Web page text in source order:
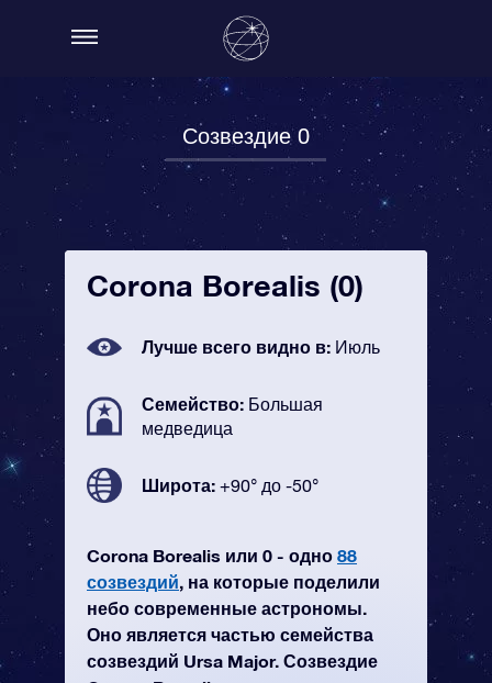
Созвездие 0
Corona Borealis (0)
Лучше всего видно в: Июль
Семейство: Большая
медведица
Широта: +90° до -50°
Corona Borealis или 0 - одно 88
созвездий, на которые поделили
небо современные астрономы.
Оно является частью семейства
созвездий Ursa Major. Созвездие